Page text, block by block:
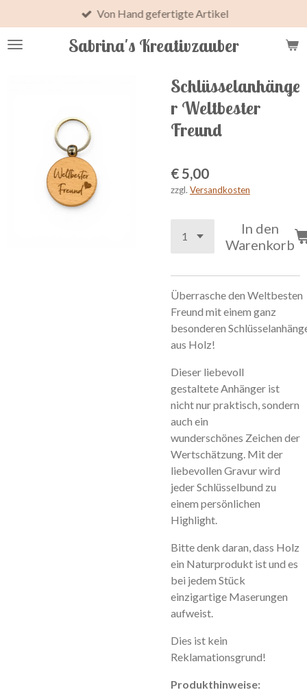
Hauptinhalt
springen
Sabrina's Kreativzauber
Von Hand gefertigte Artikel
Schlüsselanhänge
r Weltbester
Freund
€ 5,00
zzgl. Versandkosten
In den
Warenkorb
Überrascheden Weltbesten
Freund miteinem ganz
besonderen Schlüsselanhäng
aus Holz!
Dieser liebevoll
gestalteteAnhänger ist
nichtnurpraktisch,sondern
auch ein
wunderschönes Zeichen der
Wertschätzung. Mitder
liebevollen Gravurwird
jederSchlüsselbund zu
einem persönlichen
Highlight.
Bitte denk daran, dass Holz
ein Naturprodukt ist und es
bei jedem Stück
einzigartige Maserungen
aufweist.
Dies ist kein
Reklamationsgrund!
Produkthinweise: